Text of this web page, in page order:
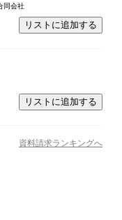
同会社
リストに追加する
リストに追加する
資料請求ランキングへ